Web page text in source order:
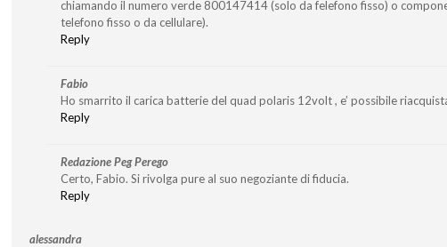
chiamando il numero verde 800147414 (solo da felefono fisso) o
telefono fisso o da cellulare).
Reply
Fabio
Ho smarrito il carica batterie del quad polaris 12volt , e’ possibile
Reply
Redazione Peg Perego
Certo, Fabio. Si rivolga pure al suo negoziante di fiducia.
Reply
alessandra